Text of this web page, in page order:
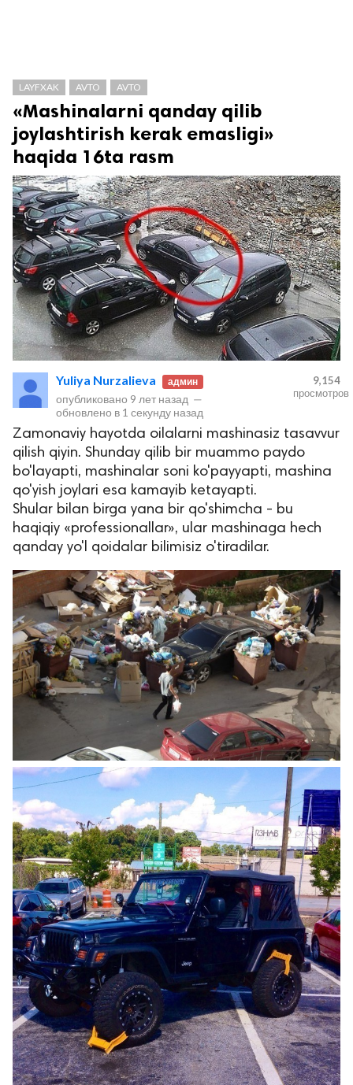
защищены.
LAYFXAK AVTO AVTO
«Mashinalarni qanday qilib
joylashtirish kerak emasligi»
haqida 16ta rasm
Yuliya Nurzalieva админ
опубликовано 9 лет назад —
обновлено в 1 секунду назад
9,154
просмотров
Zamonaviy hayotda oilalarni mashinasiz tasavvur
qilish qiyin. Shunday qilib bir muammo paydo
bo'layapti, mashinalar soni ko'payyapti, mashina
qo'yish joylari esa kamayib ketayapti.
Shular bilan birga yana bir qo'shimcha - bu
haqiqiy «professionallar», ular mashinaga hech
qanday yo'l qoidalar bilimisiz o'tiradilar.